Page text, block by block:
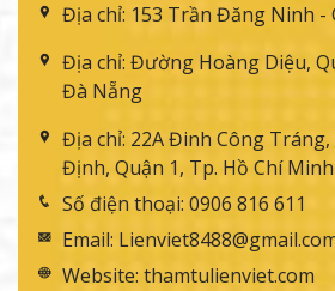
Địa chỉ: 153 Trần Đăng Ninh -
Địa chỉ: Đường Hoàng Diệu,
Đà Nẵng
Địa chỉ: 22A Đinh Công
Định, Quận 1, Tp. Hồ Chí Minh
Số điện thoại: 0906 816 611
Email:
Website: thamtulienviet.com